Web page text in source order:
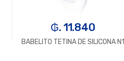
₲. 11.840
BABELITO TETINA DE SILICONA N1